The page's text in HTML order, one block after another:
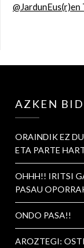
@JardunEus(r)en
AZKEN
ORAINDIK EZ
ETA PARTE
OHHH!! IRITSI
PASAU
ONDO PASA!!
AROZTEGI: